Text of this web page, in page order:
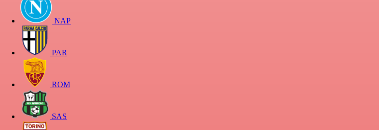
NAP
PAR
ROM
SAS